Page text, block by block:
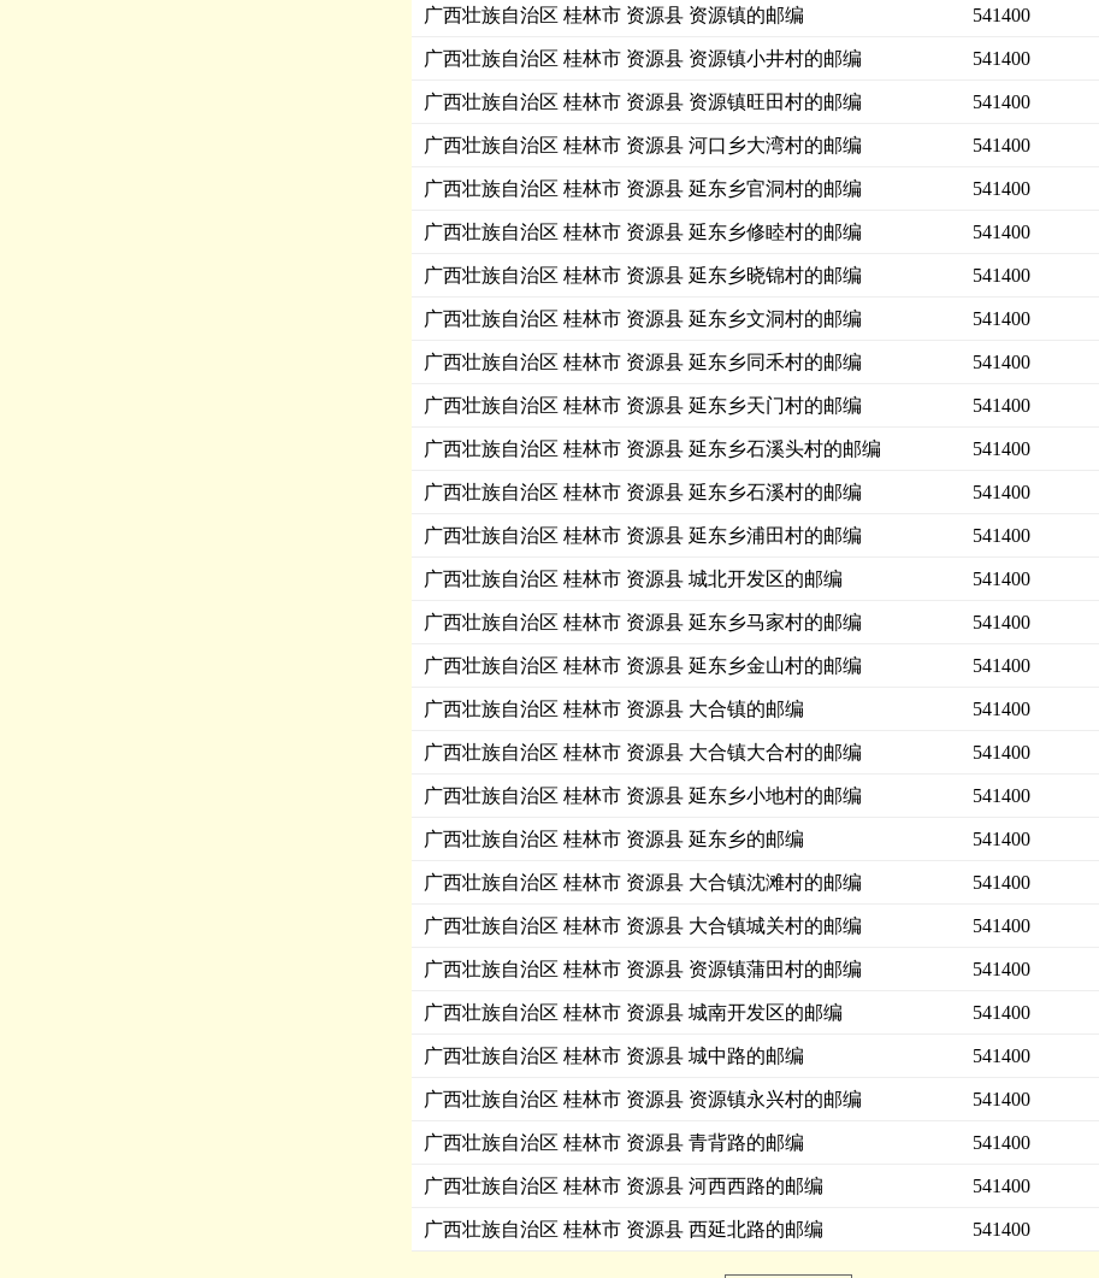
广西壮族自治区 桂林市 资源县 资源镇的邮编 541400
广西壮族自治区 桂林市 资源县 资源镇小井村的邮编 541400
广西壮族自治区 桂林市 资源县 资源镇旺田村的邮编 541400
广西壮族自治区 桂林市 资源县 河口乡大湾村的邮编 541400
广西壮族自治区 桂林市 资源县 延东乡官洞村的邮编 541400
广西壮族自治区 桂林市 资源县 延东乡修睦村的邮编 541400
广西壮族自治区 桂林市 资源县 延东乡晓锦村的邮编 541400
广西壮族自治区 桂林市 资源县 延东乡文洞村的邮编 541400
广西壮族自治区 桂林市 资源县 延东乡同禾村的邮编 541400
广西壮族自治区 桂林市 资源县 延东乡天门村的邮编 541400
广西壮族自治区 桂林市 资源县 延东乡石溪头村的邮编 541400
广西壮族自治区 桂林市 资源县 延东乡石溪村的邮编 541400
广西壮族自治区 桂林市 资源县 延东乡浦田村的邮编 541400
广西壮族自治区 桂林市 资源县 城北开发区的邮编 541400
广西壮族自治区 桂林市 资源县 延东乡马家村的邮编 541400
广西壮族自治区 桂林市 资源县 延东乡金山村的邮编 541400
广西壮族自治区 桂林市 资源县 大合镇的邮编 541400
广西壮族自治区 桂林市 资源县 大合镇大合村的邮编 541400
广西壮族自治区 桂林市 资源县 延东乡小地村的邮编 541400
广西壮族自治区 桂林市 资源县 延东乡的邮编 541400
广西壮族自治区 桂林市 资源县 大合镇沈滩村的邮编 541400
广西壮族自治区 桂林市 资源县 大合镇城关村的邮编 541400
广西壮族自治区 桂林市 资源县 资源镇蒲田村的邮编 541400
广西壮族自治区 桂林市 资源县 城南开发区的邮编 541400
广西壮族自治区 桂林市 资源县 城中路的邮编 541400
广西壮族自治区 桂林市 资源县 资源镇永兴村的邮编 541400
广西壮族自治区 桂林市 资源县 青背路的邮编 541400
广西壮族自治区 桂林市 资源县 河西西路的邮编 541400
广西壮族自治区 桂林市 资源县 西延北路的邮编 541400